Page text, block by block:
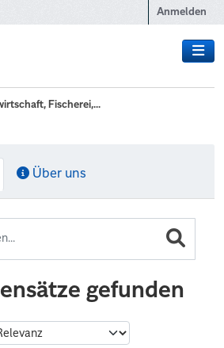
Anmelden
Fischerei,...
Über uns
gefunden